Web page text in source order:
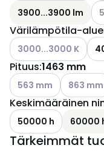
3900...3900 lm
Värilämpötila-alue
Katso käytettävissä
3000...3000 K
Pituus:1463 mm
Katso käytettävissä
563 mm Katso
863 mm
Keskimääräinen
50000 h 60000
Tärkeimmät